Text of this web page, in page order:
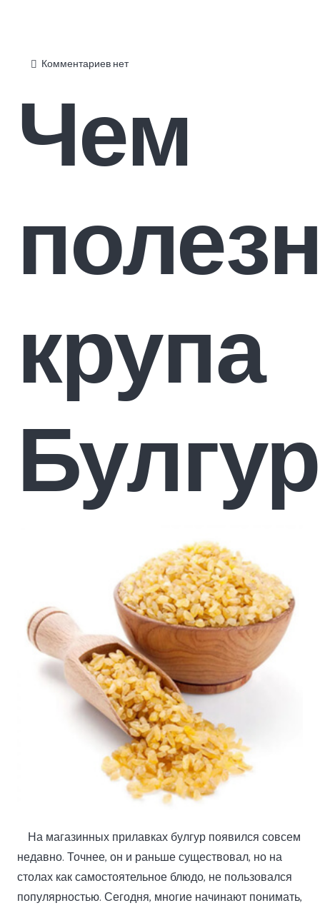
Комментариев нет
Чем
крупа
Булгур
На магазинных прилавках булгур появился совсем
недавно. Точнее, он и раньше существовал, но на
столах как самостоятельное блюдо, не пользовался
популярностью. Сегодня, многие начинают понимать,